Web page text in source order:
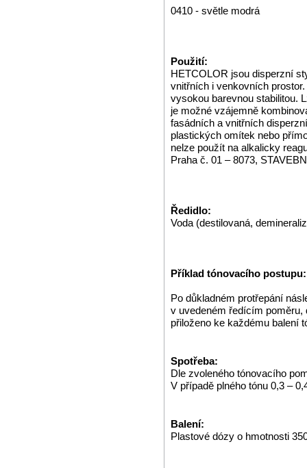
0410 - světle modrá
Použití:
HETCOLOR jsou disperzní
vnitřních i venkovních
vysokou barevnou stabilitou.
je možné vzájemně
fasádních a vnitřních
plastických omítek nebo
nelze použít na alkalicky
Praha č. 01 – 8073,
Ředidlo:
Voda (destilovaná,
Příklad tónovacího postupu:
Po důkladném protřepání
v uvedeném ředícím poměru,
přiloženo ke každému balení
Spotřeba:
Dle zvoleného tónovacího
V případě plného tónu 0,3 –
Balení:
Plastové dózy o hmotnosti